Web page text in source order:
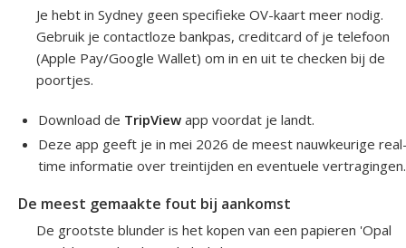
Je hebt in Sydney geen specifieke OV-kaart meer nodig.
Gebruik je contactloze bankpas, creditcard of je telefoon
(Apple Pay/Google Wallet) om in en uit te checken bij de
poortjes.
Download de TripView app voordat je landt.
Deze app geeft je in mei 2026 de meest nauwkeurige
time informatie over treintijden en eventuele vertragingen.
De meest gemaakte fout bij aankomst
De grootste blunder is het kopen van een papieren 'Opal